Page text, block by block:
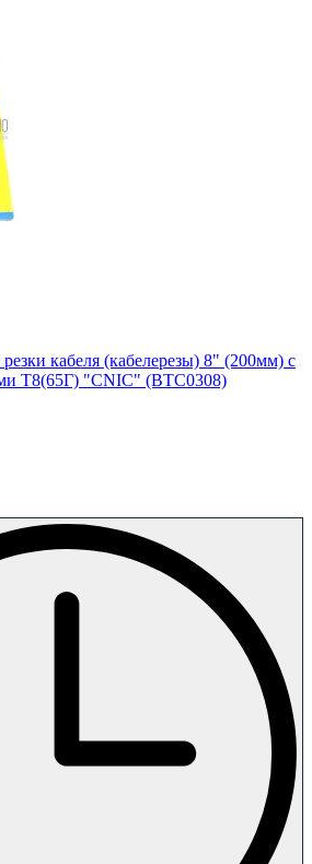
кабеля (кабелерезы) 8" (200мм) с
Т8(65Г) "CNIC" (BTC0308)